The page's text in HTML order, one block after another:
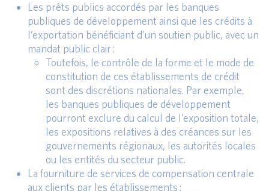
Les prêts publics accordés par les banques
publiques de développement ainsi que les crédits à
l’exportation bénéficiant d’un soutien public, avec un
mandat public clair :
Toutefois, le contrôle de la forme et le mode de
constitution de ces établissements de crédit
sont des discrétions nationales. Par exemple,
les banques publiques de développement
pourront exclure du calcul de l’exposition totale,
les expositions relatives à des créances sur les
gouvernements régionaux, les autorités locales
ou les entités du secteur public.
La fourniture de services de compensation centrale
aux clients par les établissements :